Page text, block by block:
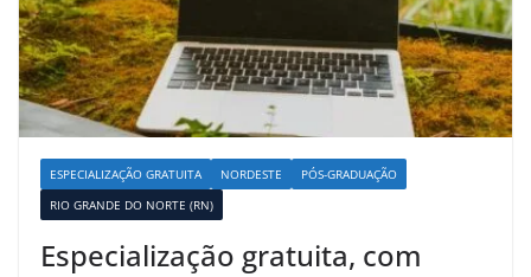
ESPECIALIZAÇÃO GRATUITA NORDESTE
PÓS-GRADUAÇÃO
RIO GRANDE DO NORTE (RN)
Especialização gratuita, com